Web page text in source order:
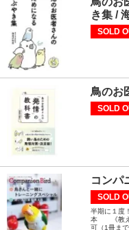
き集 /
SOLD
鳥のお
SOLD
コン
SOLD
半期に１度
本 《教え
可（1冊ま